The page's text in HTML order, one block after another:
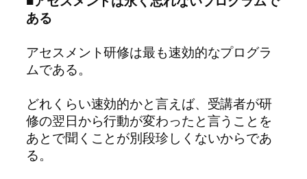
ある
アセスメント研修は最も速効的なプログラ
ムである。
どれくらい速効的かと言えば、受講者が研
修の翌日から行動が変わったと言うことを
あとで聞くことが別段珍しくないからであ
る。